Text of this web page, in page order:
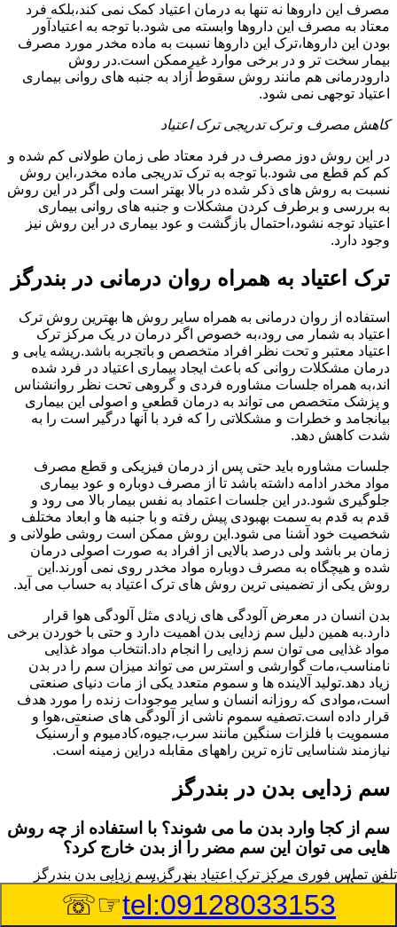
مصرف این داروها نه تنها به درمان اعتیاد کمک نمی کند،بلکه فرد
معتاد به مصرف این داروها وابسته می شود.با توجه به اعتیادآور
بودن این داروها،ترک این داروها نسبت به ماده مخدر مورد مصرف
بیمار سخت تر و در برخی موارد غیرممکن است.در روش
دارودرمانی هم مانند روش سقوط آزاد به جنبه های روانی بیماری
اعتیاد توجهی نمی شود.
کاهش مصرف و ترک تدریجی ترک اعتیاد
در این روش دوز مصرف در فرد معتاد طی زمان طولانی کم شده و
کم کم قطع می شود.با توجه به ترک تدریجی ماده مخدر،این روش
نسبت به روش های ذکر شده در بالا بهتر است ولی اگر در این روش
به بررسی و برطرف کردن مشکلات و جنبه های روانی بیماری
اعتیاد توجه نشود،احتمال بازگشت و عود بیماری در این روش نیز
وجود دارد.
ترک اعتیاد به همراه روان درمانی در بندرگز
استفاده از روان درمانی به همراه سایر روش ها بهترین روش ترک
اعتیاد به شمار می رود،به خصوص اگر درمان در یک مرکز ترک
اعتیاد معتبر و تحت نظر افراد متخصص و باتجربه باشد.ریشه یابی و
درمان مشکلات روانی که باعث ایجاد بیماری اعتیاد در فرد شده
اند،به همراه جلسات مشاوره فردی و گروهی تحت نظر روانشناس
و پزشک متخصص می تواند به درمان قطعی و اصولی این بیماری
بیانجامد و خطرات و مشکلاتی را که فرد با آنها درگیر است را به
شدت کاهش دهد.
جلسات مشاوره باید حتی پس از درمان فیزیکی و قطع مصرف
مواد مخدر ادامه داشته باشد تا از مصرف دوباره و عود بیماری
جلوگیری شود.در این جلسات اعتماد به نفس بیمار بالا می رود و
قدم به قدم به سمت بهبودی پیش رفته و با جنبه ها و ابعاد مختلف
شخصیت خود آشنا می شود.این روش ممکن است روشی طولانی و
زمان بر باشد ولی درصد بالایی از افراد به صورت اصولی درمان
شده و هیچگاه به مصرف دوباره مواد مخدر روی نمی آورند.این
روش یکی از تضمینی ترین روش های ترک اعتیاد به حساب می آید.
بدن انسان در معرض آلودگی های زیادی مثل آلودگی هوا قرار
دارد.به همین دلیل سم زدایی بدن اهمیت دارد و حتی با خوردن برخی
مواد غذایی می توان سم زدایی را انجام داد.انتخاب مواد غذایی
نامناسب،مات گوارشی و استرس می تواند میزان سم را در بدن
زیاد دهد.تولید آلاینده ها و سموم متعدد یکی از مات دنیای صنعتی
است،موادی که روزانه انسان و سایر موجودات زنده را مورد هدف
قرار داده است.تصفیه سموم ناشی از آلودگی های صنعتی،هوا و
مسمویت با فلزات سنگین مانند سرب،جیوه،کادمیوم و آرسنیک
نیازمند شناسایی تازه ترین راههای مقابله دراین زمینه است.
سم زدایی بدن در بندرگز
سم از کجا وارد بدن ما می شوند؟ با استفاده از چه روش
هایی می توان این سم مضر را از بدن خارج کرد؟
بطور کلی سم موجود در بدن به دو گروه عمده تقسیم می
شوند.بخش بزرگی از این سموم مثل مواد به جا مانده از سموم
گیاهی و آفت کش ها،فلزات سنگین ناشی از آلودگی هوا،انواع
تلفن تماس فوری مرکز ترک اعتیاد بندرگز,سم زدایی بدن بندرگز
tel:09128033153
☞☏